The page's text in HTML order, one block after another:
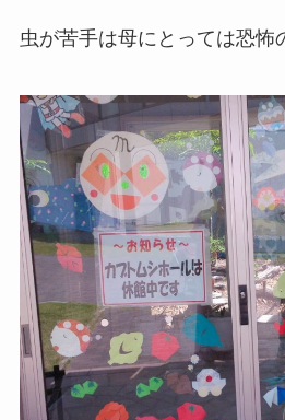
虫が苦手は母にとっては恐怖